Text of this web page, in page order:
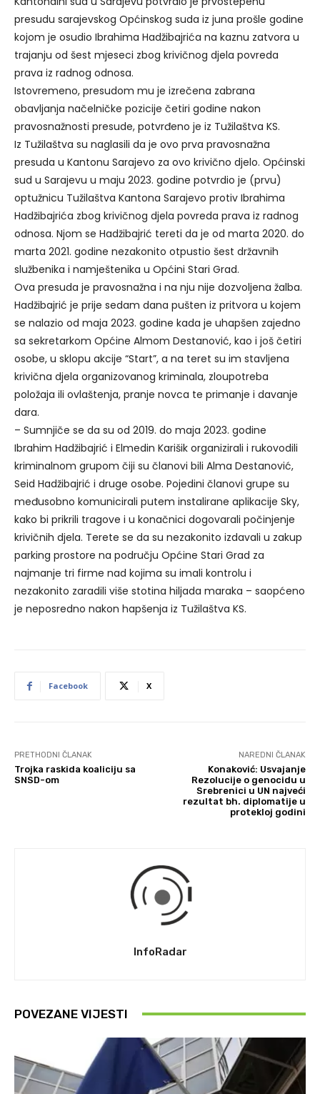
presudu sarajevskog Općinskog suda iz juna prošle godine
kojom je osudio Ibrahima Hadžibajrića na kaznu zatvora u
trajanju od šest mjeseci zbog krivičnog djela povreda
prava iz radnog odnosa.
Istovremeno, presudom mu je izrečena zabrana
obavljanja načelničke pozicije četiri godine nakon
pravosnažnosti presude, potvrđeno je iz Tužilaštva KS.
Iz Tužilaštva su naglasili da je ovo prva pravosnažna
presuda u Kantonu Sarajevo za ovo krivično djelo. Općinski
sud u Sarajevu u maju 2023. godine potvrdio je (prvu)
optužnicu Tužilaštva Kantona Sarajevo protiv Ibrahima
Hadžibajrića zbog krivičnog djela povreda prava iz radnog
odnosa. Njom se Hadžibajrić tereti da je od marta 2020. do
marta 2021. godine nezakonito otpustio šest državnih
službenika i namještenika u Općini Stari Grad.
Ova presuda je pravosnažna i na nju nije dozvoljena žalba.
Hadžibajrić je prije sedam dana pušten iz pritvora u kojem
se nalazio od maja 2023. godine kada je uhapšen zajedno
sa sekretarkom Općine Almom Destanović, kao i još četiri
osobe, u sklopu akcije “Start”, a na teret su im stavljena
krivična djela organizovanog kriminala, zloupotreba
položaja ili ovlaštenja, pranje novca te primanje i davanje
dara.
– Sumnjiče se da su od 2019. do maja 2023. godine
Ibrahim Hadžibajrić i Elmedin Karišik organizirali i rukovodili
kriminalnom grupom čiji su članovi bili Alma Destanović,
Seid Hadžibajrić i druge osobe. Pojedini članovi grupe su
međusobno komunicirali putem instalirane aplikacije Sky,
kako bi prikrili tragove i u konačnici dogovarali počinjenje
krivičnih djela. Terete se da su nezakonito izdavali u zakup
parking prostore na području Općine Stari Grad za
najmanje tri firme nad kojima su imali kontrolu i
nezakonito zaradili više stotina hiljada maraka – saopćeno
je neposredno nakon hapšenja iz Tužilaštva KS.
Facebook X
PRETHODNI ČLANAK
Trojka raskida koaliciju sa
SNSD-om
NAREDNI ČLANAK
Konaković: Usvajanje
Rezolucije o genocidu u
Srebrenici u UN najveći
rezultat bh. diplomatije u
protekloj godini
InfoRadar
POVEZANE VIJESTI